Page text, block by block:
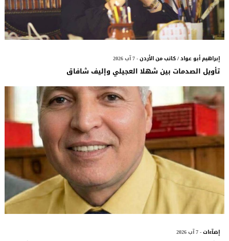
إبراهيم أبو عواد / كاتب من الأردن- 7 آب 2026
تأويل الصدمات بين شهلا العجيلي وإليف شافاق
إضآءات- 7 آب 2026